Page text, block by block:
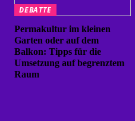
DEBATTE
Permakultur im kleinen
Garten oder auf dem
Balkon: Tipps für die
Umsetzung auf begrenztem
Raum